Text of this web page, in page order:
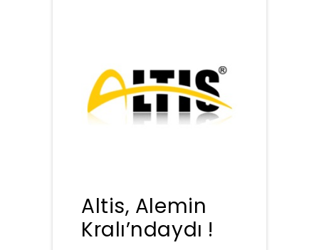
Altis, Alemin
Kralı’ndaydı !